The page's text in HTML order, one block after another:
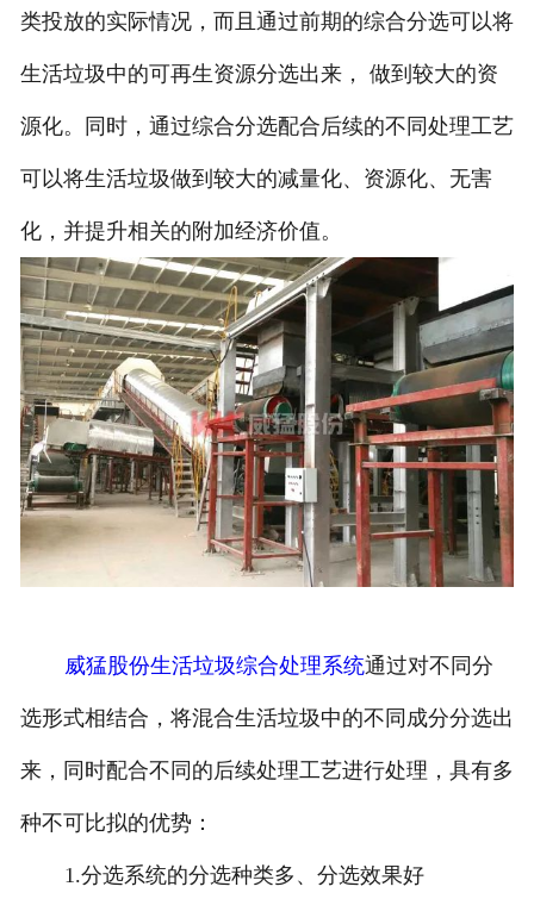
类投放的实际情况，而且通过前期的综合分选可以将
生活垃圾中的可再生资源分选出来， 做到较大的资
源化。同时，通过综合分选配合后续的不同处理工艺
可以将生活垃圾做到较大的减量化、资源化、无害
化，并提升相关的附加经济价值。
威猛股份生活垃圾综合处理系统通过对不同分
选形式相结合，将混合生活垃圾中的不同成分分选出
来，同时配合不同的后续处理工艺进行处理，具有多
种不可比拟的优势：
1.分选系统的分选种类多、分选效果好